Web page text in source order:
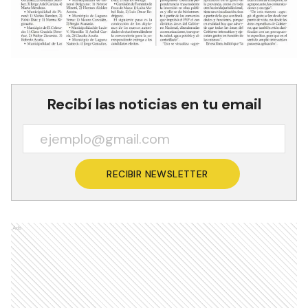
Recibí las noticias en tu email
RECIBIR NEWSLETTER
Ads